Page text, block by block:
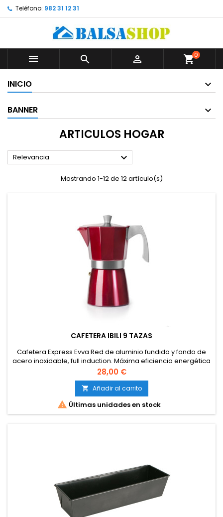
Teléfono: 982 31 12 31
   shopping_cart0
INICIO
BANNER
ARTICULOS HOGAR
Relevancia 
Mostrando 1-12 de 12 artículo(s)
CAFETERA IBILI 9 TAZAS
Cafetera Express Evva Red de aluminio fundido y fondo de
acero inoxidable, full induction. Máxima eficiencia energética
en placas de inducción. Pesada y resistente, asa
desmontable e interior pulido....
Precio
28,00 €
 Añadir al carrito
 Últimas unidades en stock